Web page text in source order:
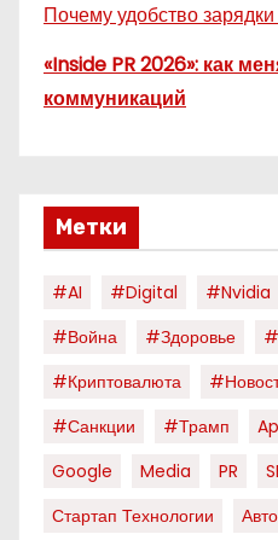
Почему удобство
«Inside PR 2026»: как
коммуникаций
Метки
#AI #digital #nvidia
#война
#здоровье
#криптовалюта
#санкции
#трамп
Google
Media PR
Стартап Технологии
Авто